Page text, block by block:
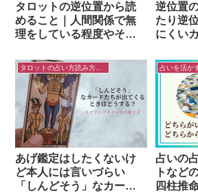
タロットの逆位置から読
めること｜人間関係で無
理をしている程度やその
逆位置
たり逆
にくい
おスス
タロットの占い方読み方のコツ
あげ鑑定はしたくないけ
ど本人には言いづらい
「しんどそう」なカード
占いを活か
占いの
トなど
四柱推